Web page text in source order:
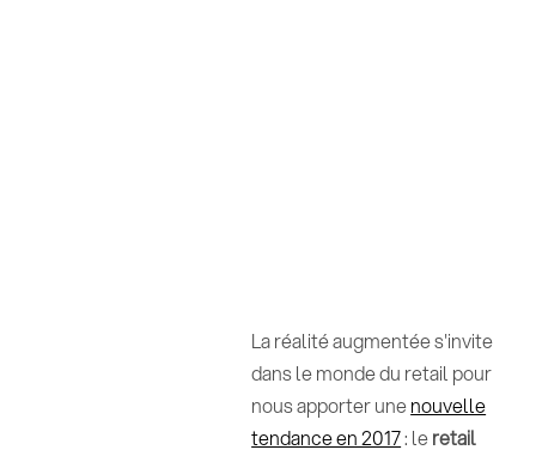
La réalité augmentée s'invite
dans le monde du retail pour
nous apporter unenouvelle
tendance en 2017: leretail